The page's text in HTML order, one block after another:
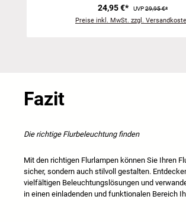
24,95 €* UVP29,95 €*
Preise inkl. MwSt. zzgl.
Fazit
Die richtige Flurbeleuchtung finden
Mit den richtigen Flurlampen können Sie Ihren
sicher, sondern auch stilvoll gestalten.
vielfältigen Beleuchtungslösungen und
in einen einladenden und funktionalen Bereich